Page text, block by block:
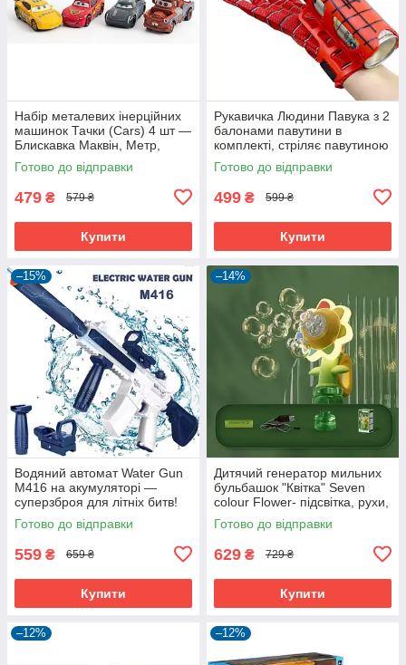
Набір металевих інерційних
машинок Тачки (Cars) 4 шт —
Блискавка Маквін, Метр,
Джексон Шторм, Круз
Рамірес, гумові колеса
Готово до відправки
479 ₴ 579 ₴
Купити
Рукавичка Людини Павука з 2
балонами павутини в
комплекті, стріляє павутиною
Готово до відправки
499 ₴ 599 ₴
Купити
–15%
Водяний автомат Water Gun
M416 на акумуляторі —
суперзброя для літніх битв!
Готово до відправки
559 ₴ 659 ₴
Купити
–14%
Дитячий генератор мильних
бульбашок "Квітка" Seven
colour Flower- підсвітка, рухи,
акумулятор
Готово до відправки
629 ₴ 729 ₴
Купити
–12% –12%